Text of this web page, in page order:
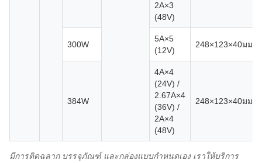
2A×3
(48V)
300W
5A×5
(12V)
248×123×40มม
384W
4A×4
(24V) /
2.67A×4
(36V) /
2A×4
(48V)
248×123×40มม
มีการติดฉลาก บรรจุภัณฑ์ และกล่องแบบกำหนดเอง เราให้บริการ